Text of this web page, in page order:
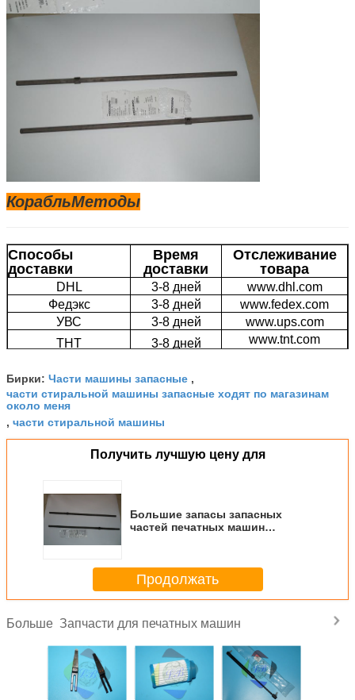
КорабльМетоды
Способы
доставки
Время
доставки
Отслеживание
товара
DHL 3-8 дней
www.dhl.com
Федэкс
3-8 дней
www.fedex.com
УВС
3-8 дней
www.ups.com
ТНТ
3-8 дней
www.tnt.com
Большие объемы на
море
20-45 дней
Бирки: Части машины запасные ,
части стиральной машины запасные ходят по магазинам
около меня
, части стиральной машины
Получить лучшую цену для
Большие запасы запасных
частей печатных машин
Продолжать
Больше Запчасти для печатных машин